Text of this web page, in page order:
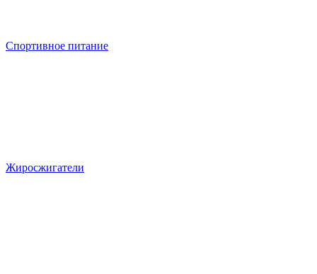
Спортивное питание
Жиросжигатели